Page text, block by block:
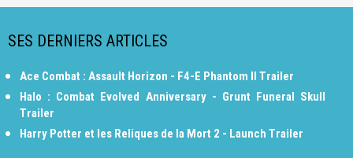
SES DERNIERS ARTICLES
Ace Combat : Assault Horizon - F4-E Phantom II Trailer
Halo : Combat Evolved Anniversary - Grunt Funeral Skull
Trailer
Harry Potter et les Reliques de la Mort 2 - Launch Trailer